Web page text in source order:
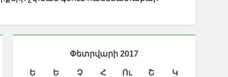
Փետրվարի 2017
Ե Ե Չ Հ Ու Շ
Կ